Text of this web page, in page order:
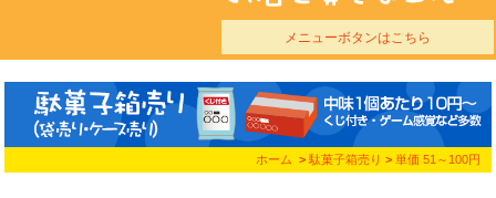
メニューボタンはこちら
ホーム > 駄菓子箱売り > 単価 51～100円